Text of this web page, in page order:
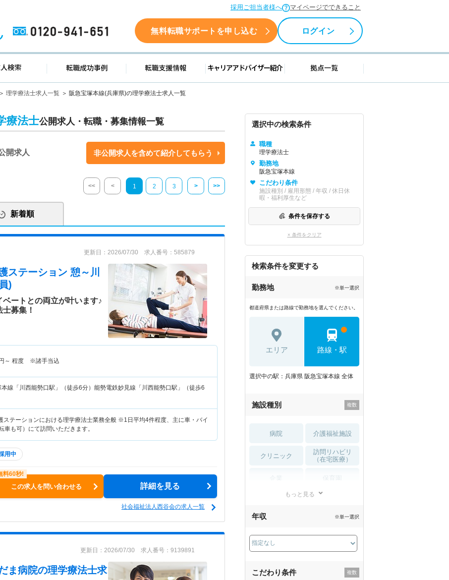
採用ご担当者様へ マイページでできること
0120-941-651 無料転職サポートを申し込む ログイン
求人検索 転職成功事例 転職支援情報 キャリアアドバイザー紹介 拠点一覧
理学療法士求人一覧 阪急宝塚本線(兵庫県)の理学療法士求人一覧
療法士公開求人・転職・募集情報一覧
開求人 非公開求人を含めて紹介してもらう
<< < 1 2 3 > >>
新着順
更新日：2026/07/30 求人番号：585879
ステーション 憩～川
)
ートとの両立が叶います♪
募集！
～ 程度 ※諸手当込
本線「川西能勢口駅」（徒歩6分）能勢電鉄妙見線「川西能勢口駅」（徒歩6
ステーションにおける理学療法士業務全般 ※1日平均4件程度、主に車・バイ
車も可）にて訪問いただきます。
用中
この求人を問い合わせる 詳細を見る
社会福祉法人西谷会の求人一覧
更新日：2026/07/30 求人番号：9139891
ま病院の理学療法士求
選択中の検索条件
職種
理学療法士
勤務地
阪急宝塚本線
こだわり条件
施設種別 / 雇用形態 / 年収 / 休日休
暇・福利厚生など
条件を保存する
× 条件をクリア
検索条件を変更する
勤務地 ※単一選択
都道府県または路線で勤務地を選んでください。
エリア 路線・駅
選択中の駅：兵庫県 阪急宝塚本線 全体
施設種別
病院 介護福祉施設
クリニック
訪問リハビリ
（在宅医療）
薬局・
もっと見る
年収 ※単一選択
こだわり条件